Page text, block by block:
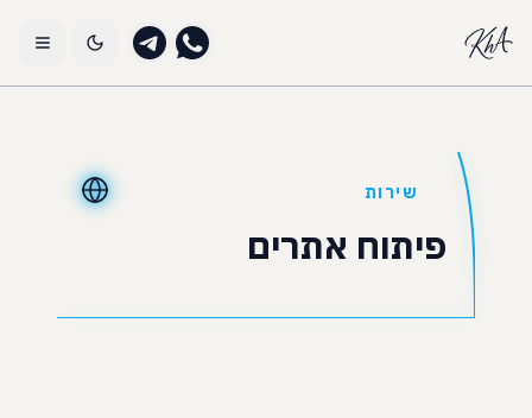
שירות
פיתוח אתרים